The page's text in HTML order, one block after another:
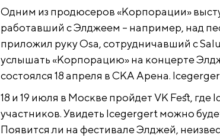
Одним из продюсеров «Корпорации»
работавший с Элджеем – например, над
приложил руку Osa, сотрудничавший с
услышать «Корпорацию» на концерте
состоялся 18 апреля в СКА Арена.
18 и 19 июля в Москве пройдет VK Fest, где
участников. Увидеть Icegergert можно
Появится ли на фестивале Элджей,